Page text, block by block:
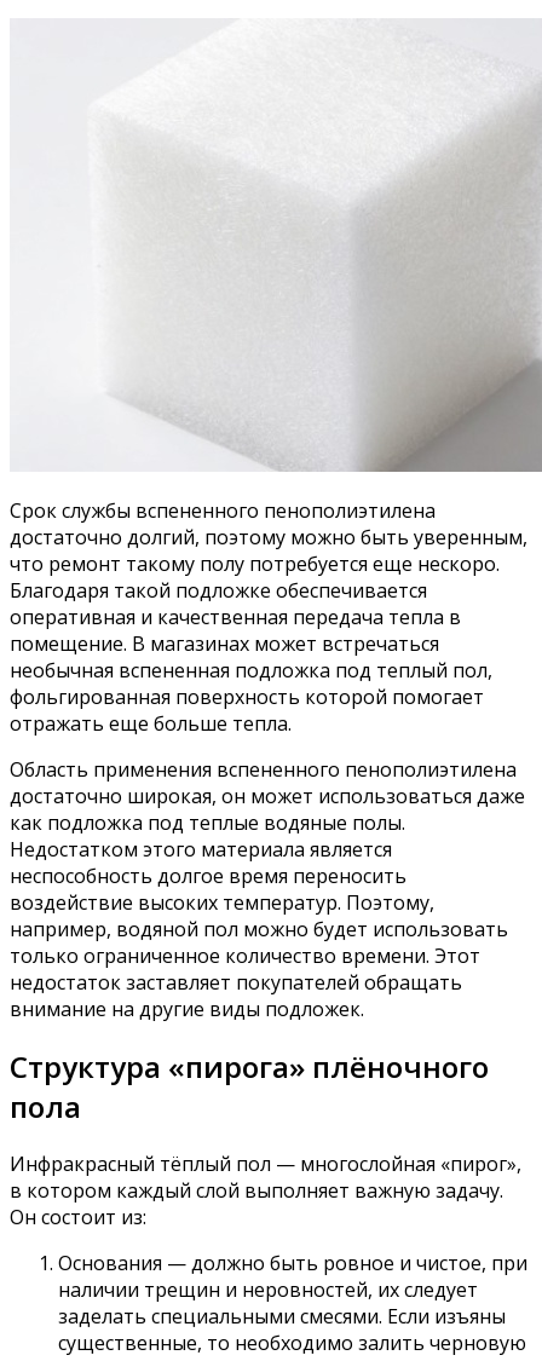
Срок службы вспененного пенополиэтилена
достаточно долгий, поэтому можно быть уверенным,
что ремонт такому полу потребуется еще нескоро.
Благодаря такой подложке обеспечивается
оперативная и качественная передача тепла в
помещение. В магазинах может встречаться
необычная вспененная подложка под теплый пол,
фольгированная поверхность которой помогает
отражать еще больше тепла.
Область применения вспененного пенополиэтилена
достаточно широкая, он может использоваться даже
как подложка под теплые водяные полы.
Недостатком этого материала является
неспособность долгое время переносить
воздействие высоких температур. Поэтому,
например, водяной пол можно будет использовать
только ограниченное количество времени. Этот
недостаток заставляет покупателей обращать
внимание на другие виды подложек.
Структура «пирога» плёночного
пола
Инфракрасный тёплый пол — многослойная «пирог»,
в котором каждый слой выполняет важную задачу.
Он состоит из:
Основания — должно быть ровное и чистое, при
наличии трещин и неровностей, их следует
заделать специальными смесями. Если изъяны
существенные, то необходимо залить черновую